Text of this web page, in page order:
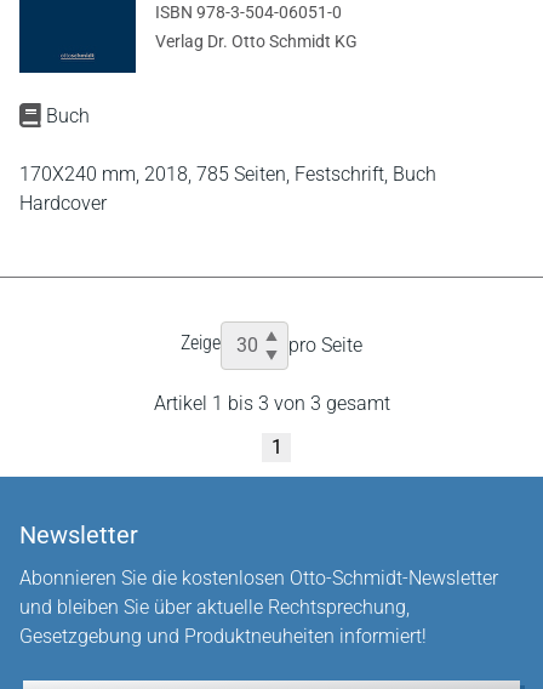
Buch
170X240 mm, 2018, 785 Seiten, Festschrift, Buch
Hardcover
ISBN 978-3-504-06051-0
Verlag Dr. Otto Schmidt KG
Zeige pro Seite
Artikel 1 bis 3 von 3 gesamt
1
Newsletter
Abonnieren Sie die kostenlosen Otto-Schmidt-Newsletter
und bleiben Sie über aktuelle Rechtsprechung,
Gesetzgebung und Produktneuheiten informiert!